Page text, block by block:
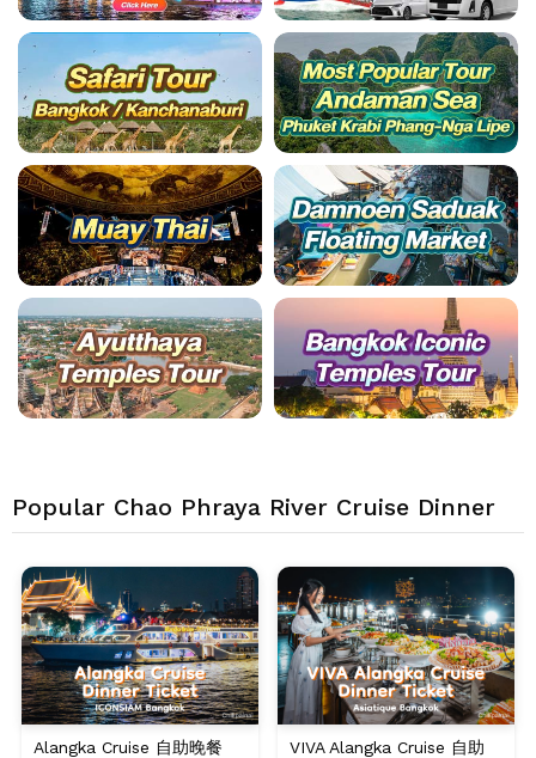
Popular Chao Phraya River Cruise Dinner
Alangka Cruise 自助晚餐
VIVA Alangka Cruise 自助